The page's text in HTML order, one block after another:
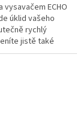
vysavačem ECHO
úklid vašeho
rychlý
jistě také
snadno zvolíte